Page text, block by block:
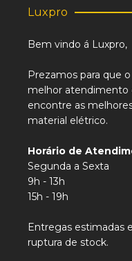
Luxpro
Bem vindo á Luxpro,
Prezamos para que
melhor atendimento
encontre as
material elétrico.
Horário de
Segunda a Sexta
9h - 13h
15h - 19h
Entregas estimadas
ruptura de stock.